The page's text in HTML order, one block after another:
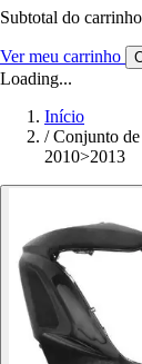
Subtotal do carrinho
Ver meu carrinho
Loading...
Início
/ Conjunto
2010>2013